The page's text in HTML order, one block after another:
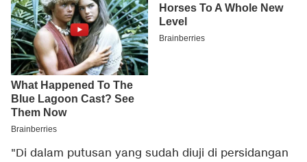
"Di dalam putusan yang sudah diuji di persidangan